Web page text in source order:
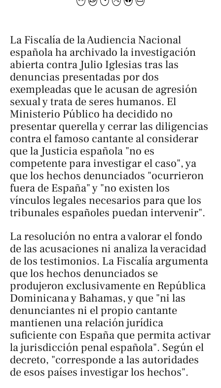
La Fiscalía de la Audiencia Nacional
española ha archivado la investigación
abierta contra Julio Iglesias tras las
denuncias presentadas por dos
exempleadas que le acusan de agresión
sexual y trata de seres humanos. El
Ministerio Público ha decidido no
presentar querella y cerrar las diligencias
contra el famoso cantante al considerar
que la Justicia española "no es
competente para investigar el caso", ya
que los hechos denunciados "ocurrieron
fuera de España" y "no existen los
vínculos legales necesarios para que los
tribunales españoles puedan intervenir".
La resolución no entra a valorar el fondo
de las acusaciones ni analiza la veracidad
de los testimonios. La Fiscalía argumenta
que los hechos denunciados se
produjeron exclusivamente en República
Dominicana y Bahamas, y que "ni las
denunciantes ni el propio cantante
mantienen una relación jurídica
suficiente con España que permita activar
la jurisdicción penal española". Según el
decreto, "corresponde a las autoridades
de esos países investigar los hechos".